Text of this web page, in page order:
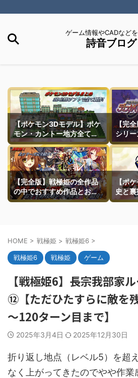
ゲーム情報やCADなどを
詩音ブログ
【ポケモン3Dモデル】ポケ
モン・カントー地方全ての
町モデルなどを紹介
【完全
シリ
作品紹
【完全版】戦極姫の全作品
の中でおすすめ作品とおす
すめ攻略ルートを一挙紹介
【ポ
史と
介
HOME > 戦極姫 > 戦極姫6 >
戦極姫6 戦極姫 ゲーム
【戦極姫6】長宗我部家
⑫【ただひたすらに敵を
～120ターン目まで】
2025年3月4日 2025年12月30日
折り返し地点（レベル5）を超
なく上がってきたのでやや作業